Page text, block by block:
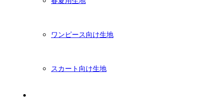
ワンピース向け生地
スカート向け生地